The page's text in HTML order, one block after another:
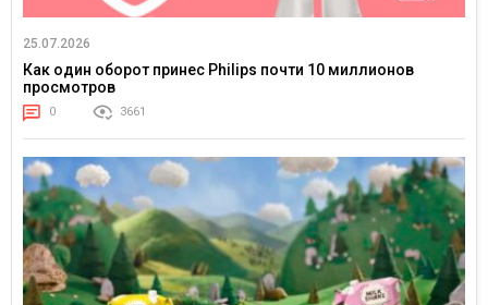
25.07.2026
Как один оборот принес Philips почти 10 миллионов
просмотров
0 3661